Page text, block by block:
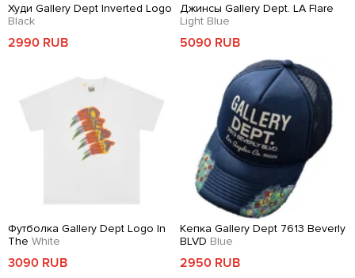
Худи Gallery Dept Inverted Logo
Black
2990 RUB
Джинсы Gallery Dept. LA Flare
Light Blue
5090 RUB
Футболка Gallery Dept Logo In
The White
3090 RUB
Кепка Gallery Dept 7613 Beverly
BLVD Blue
2950 RUB